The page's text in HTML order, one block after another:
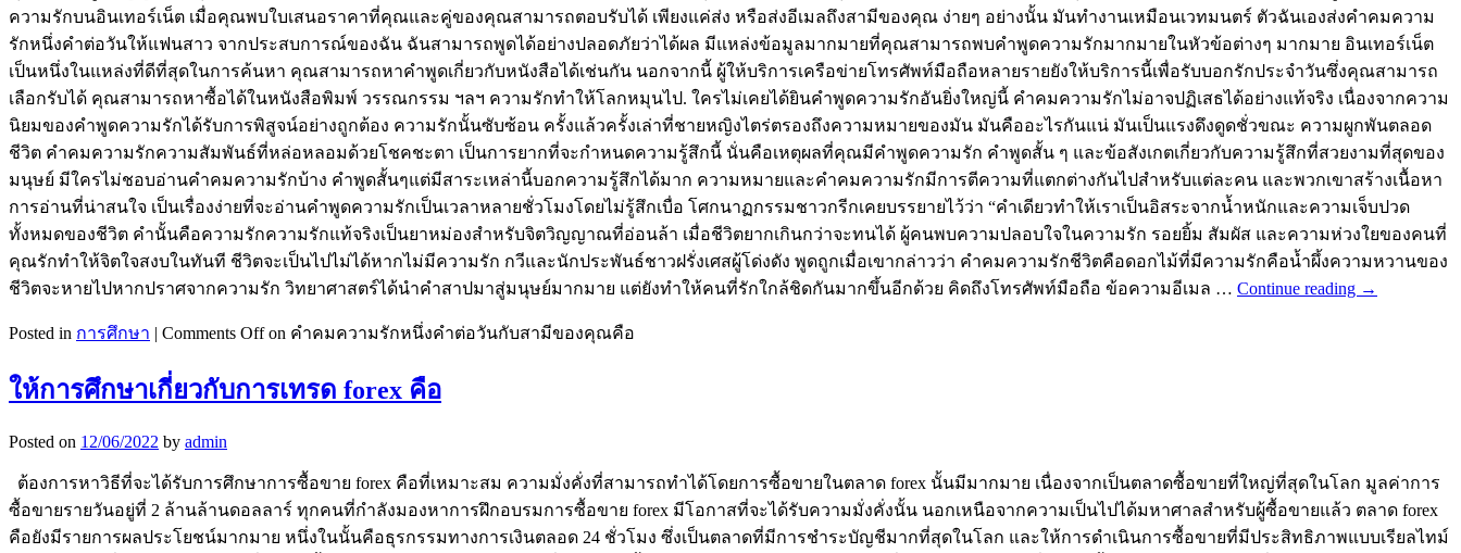
ความรักบนอินเทอร์เน็ต เมื่อคุณพบใบเสนอราคาที่คุณและคู่ของคุณสามารถตอบรับได้ เพียงแค่ส่ง หรือส่งอีเมลถึงสามีของคุณ ง่ายๆ อย่างนั้น มันทำงานเหมือนเวทมนตร์ ตัวฉันเองส่งคำคมความ
รักหนึ่งคำต่อวันให้แฟนสาว จากประสบการณ์ของฉัน ฉันสามารถพูดได้อย่างปลอดภัยว่าได้ผล มีแหล่งข้อมูลมากมายที่คุณสามารถพบคำพูดความรักมากมายในหัวข้อต่างๆ มากมาย อินเทอร์เน็ต
เป็นหนึ่งในแหล่งที่ดีที่สุดในการค้นหา คุณสามารถหาคำพูดเกี่ยวกับหนังสือได้เช่นกัน นอกจากนี้ ผู้ให้บริการเครือข่ายโทรศัพท์มือถือหลายรายยังให้บริการนี้เพื่อรับบอกรักประจำวันซึ่งคุณสามารถ
เลือกรับได้ คุณสามารถหาซื้อได้ในหนังสือพิมพ์ วรรณกรรม ฯลฯ ความรักทำให้โลกหมุนไป. ใครไม่เคยได้ยินคำพูดความรักอันยิ่งใหญ่นี้ คำคมความรักไม่อาจปฏิเสธได้อย่างแท้จริง เนื่องจากความ
นิยมของคำพูดความรักได้รับการพิสูจน์อย่างถูกต้อง ความรักนั้นซับซ้อน ครั้งแล้วครั้งเล่าที่ชายหญิงไตร่ตรองถึงความหมายของมัน มันคืออะไรกันแน่ มันเป็นแรงดึงดูดชั่วขณะ ความผูกพันตลอด
ชีวิต คำคมความรักความสัมพันธ์ที่หล่อหลอมด้วยโชคชะตา เป็นการยากที่จะกำหนดความรู้สึกนี้ นั่นคือเหตุผลที่คุณมีคำพูดความรัก คำพูดสั้น ๆ และข้อสังเกตเกี่ยวกับความรู้สึกที่สวยงามที่สุดของ
มนุษย์ มีใครไม่ชอบอ่านคำคมความรักบ้าง คำพูดสั้นๆแต่มีสาระเหล่านี้บอกความรู้สึกได้มาก ความหมายและคำคมความรักมีการตีความที่แตกต่างกันไปสำหรับแต่ละคน และพวกเขาสร้างเนื้อหา
การอ่านที่น่าสนใจ เป็นเรื่องง่ายที่จะอ่านคำพูดความรักเป็นเวลาหลายชั่วโมงโดยไม่รู้สึกเบื่อ โศกนาฏกรรมชาวกรีกเคยบรรยายไว้ว่า “คำเดียวทำให้เราเป็นอิสระจากน้ำหนักและความเจ็บปวด
ทั้งหมดของชีวิต คำนั้นคือความรักความรักแท้จริงเป็นยาหม่องสำหรับจิตวิญญาณที่อ่อนล้า เมื่อชีวิตยากเกินกว่าจะทนได้ ผู้คนพบความปลอบใจในความรัก รอยยิ้ม สัมผัส และความห่วงใยของคนที่
คุณรักทำให้จิตใจสงบในทันที ชีวิตจะเป็นไปไม่ได้หากไม่มีความรัก กวีและนักประพันธ์ชาวฝรั่งเศสผู้โด่งดัง พูดถูกเมื่อเขากล่าวว่า คำคมความรักชีวิตคือดอกไม้ที่มีความรักคือน้ำผึ้งความหวานของ
ชีวิตจะหายไปหากปราศจากความรัก วิทยาศาสตร์ได้นำคำสาปมาสู่มนุษย์มากมาย แต่ยังทำให้คนที่รักใกล้ชิดกันมากขึ้นอีกด้วย คิดถึงโทรศัพท์มือถือ ข้อความอีเมล … Continue reading →
Posted in การศึกษา | Comments Offon คำคมความรักหนึ่งคำต่อวันกับสามีของคุณคือ
ให้การศึกษาเกี่ยวกับการเทรด forex คือ
Posted on 12/06/2022 by admin
ต้องการหาวิธีที่จะได้รับการศึกษาการซื้อขาย forex คือที่เหมาะสม ความมั่งคั่งที่สามารถทำได้โดยการซื้อขายในตลาด forex นั้นมีมากมาย เนื่องจากเป็นตลาดซื้อขายที่ใหญ่ที่สุดในโลก มูลค่าการ
ซื้อขายรายวันอยู่ที่ 2 ล้านล้านดอลลาร์ ทุกคนที่กำลังมองหาการฝึกอบรมการซื้อขาย forex มีโอกาสที่จะได้รับความมั่งคั่งนั้น นอกเหนือจากความเป็นไปได้มหาศาลสำหรับผู้ซื้อขายแล้ว ตลาด forex
คือยังมีรายการผลประโยชน์มากมาย หนึ่งในนั้นคือธุรกรรมทางการเงินตลอด 24 ชั่วโมง ซึ่งเป็นตลาดที่มีการชำระบัญชีมากที่สุดในโลก และให้การดำเนินการซื้อขายที่มีประสิทธิภาพแบบเรียลไทม์